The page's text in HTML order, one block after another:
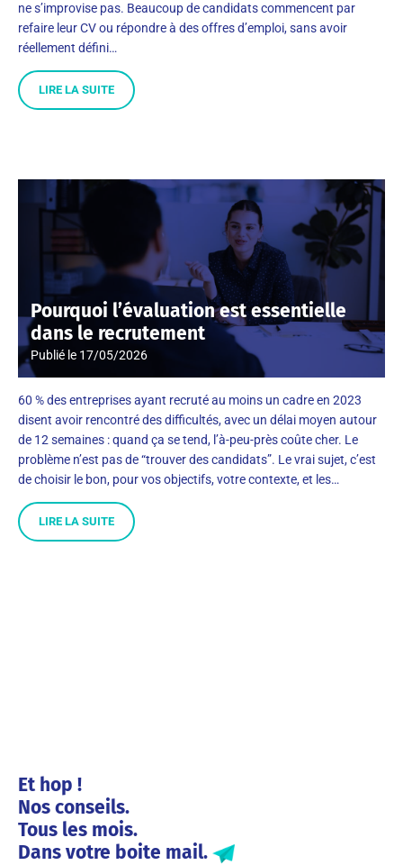
ne s’improvise pas. Beaucoup de candidats commencent par
refaire leur CV ou répondre à des offres d’emploi, sans avoir
réellement défini…
LIRE LA SUITE
Pourquoi l’évaluation est essentielle
dans le recrutement
Publié le 17/05/2026
60 % des entreprises ayant recruté au moins un cadre en 2023
disent avoir rencontré des difficultés, avec un délai moyen autour
de 12 semaines : quand ça se tend, l’à-peu-près coûte cher. Le
problème n’est pas de “trouver des candidats”. Le vrai sujet, c’est
de choisir le bon, pour vos objectifs, votre contexte, et les…
LIRE LA SUITE
Et hop !
Nos conseils.
Tous les mois.
Dans votre boite mail.